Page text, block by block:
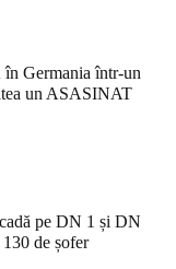
Germania într-un
un ASASINAT
pe DN 1 și DN
de șofer